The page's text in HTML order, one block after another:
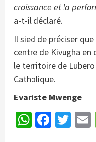
croissance et la
a-t-il déclaré.
Il sied de préciser
centre de Kivugha en
le territoire de
Catholique.
Evariste Mwenge